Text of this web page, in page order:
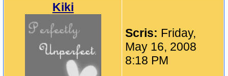
Kiki
Scris: Friday,
May 16, 2008
8:18 PM